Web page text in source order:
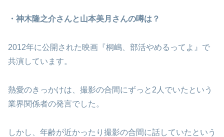
・神木隆之介さんと山本美月さんの噂は？
2012年に公開された映画『桐嶋、部活やめるってよ』で
共演しています。
熱愛のきっかけは、撮影の合間にずっと2人でいたという
業界関係者の発言でした。
しかし、年齢が近かったり撮影の合間に話していたという